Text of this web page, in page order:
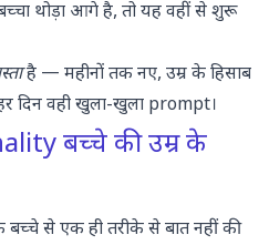
थोड़ा आगे है, तो यह वहीं से शुरू
है — महीनों तक नए, उम्र के हिसाब
दिन वही खुला-खुला prompt।
बच्चे की उम्र के
से एक ही तरीके से बात नहीं की